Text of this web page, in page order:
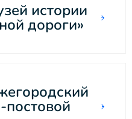
истории
дороги»
постовой